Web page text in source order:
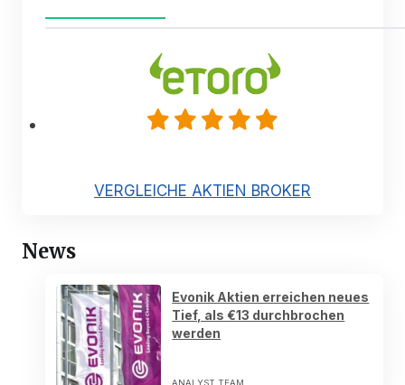
VERGLEICHE AKTIEN BROKER
News
Evonik Aktien erreichen neues
Tief, als €13 durchbrochen
werden
ANALYST TEAM